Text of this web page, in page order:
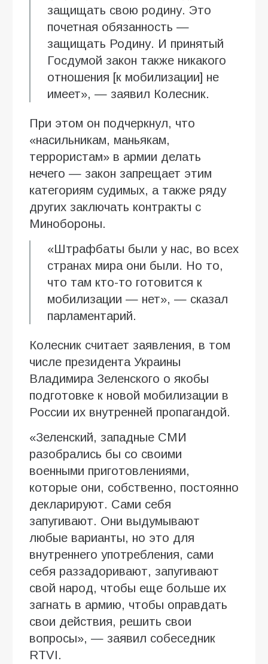
защищать свою родину. Это
почетная обязанность —
защищать Родину. И принятый
Госдумой закон также никакого
отношения [к мобилизации] не
имеет», — заявил Колесник.
При этом он подчеркнул, что
«насильникам, маньякам,
террористам» в армии делать
нечего — закон запрещает этим
категориям судимых, а также ряду
других заключать контракты с
Минобороны.
«Штрафбаты были у нас, во всех
странах мира они были. Но то,
что там кто-то готовится к
мобилизации — нет», — сказал
парламентарий.
Колесник считает заявления, в том
числе президента Украины
Владимира Зеленского о якобы
подготовке к новой мобилизации в
России их внутренней пропагандой.
«Зеленский, западные СМИ
разобрались бы со своими
военными приготовлениями,
которые они, собственно, постоянно
декларируют. Сами себя
запугивают. Они выдумывают
любые варианты, но это для
внутреннего употребления, сами
себя раззадоривают, запугивают
свой народ, чтобы еще больше их
загнать в армию, чтобы оправдать
свои действия, решить свои
вопросы», — заявил собеседник
RTVI.